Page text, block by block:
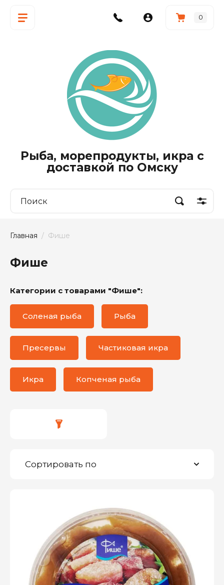
0
Рыба, морепродукты, икра с
доставкой по Омску
Главная /  Фише
Фише
Категории с товарами "Фише":
Соленая рыба Рыба
Пресервы Частиковая икра
Икра Копченая рыба
Сортировать по